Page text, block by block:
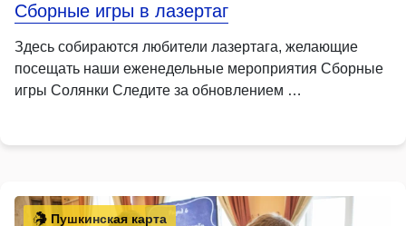
Cборные игры в лазертаг
Здесь собираются любители лазертага, желающие
посещать наши еженедельные мероприятия Сборные
игры Солянки Следите за обновлением …
Пушкинская карта